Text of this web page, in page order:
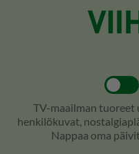
TV-maailman tuoreet
henkilökuvat,
Nappaa oma